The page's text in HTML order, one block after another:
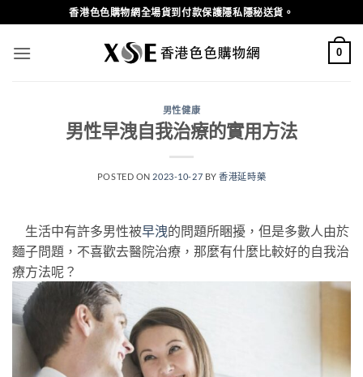
to
content
香港色色購物網全場貨到付款保護隱私隱秘送貨。
0
男性健康
男性早洩自我治療的實用方法
POSTED ON 2023-10-27 BY香港延時藥
生活中有許多男性被早洩的問題所睏擾，但是多數人由於
麵子問題，不喜歡去醫院治療，那麼有什麼比較好的自我治
療方法呢？